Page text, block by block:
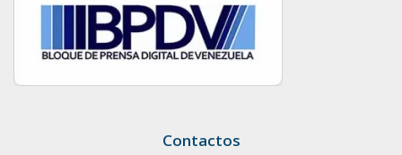
Contactos